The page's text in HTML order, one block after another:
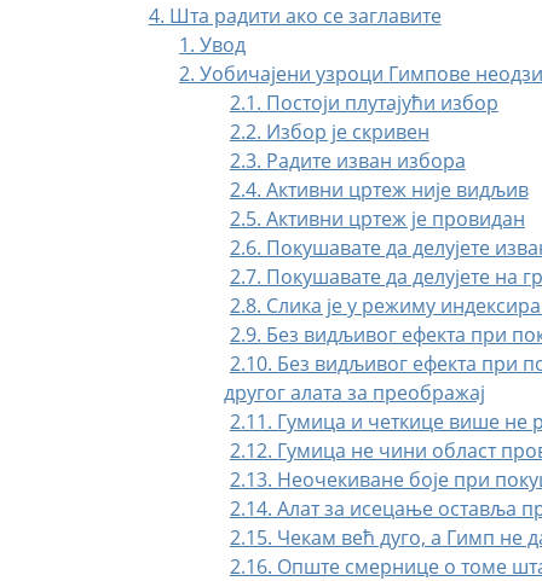
4. Шта радити ако се заглавите
1. Увод
2. Уобичајени узроци Гимпове
2.1. Постоји плутајући избор
2.2. Избор је скривен
2.3. Радите изван избора
2.4. Активни цртеж није видљив
2.5. Активни цртеж је провидан
2.6. Покушавате да делујете
2.7. Покушавате да делујете на
2.8. Слика је у режиму
2.9. Без видљивог ефекта при
2.10. Без видљивог ефекта при
другог алата за преображај
2.11. Гумица и четкице више не
2.12. Гумица не чини област
2.13. Неочекиване боје при
2.14. Алат за исецање оставља
2.15. Чекам већ дуго, а Гимп не
2.16. Опште смернице о томе